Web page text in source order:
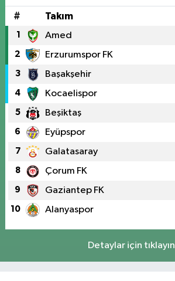
# Takım
1 Amed
2 Erzurumspor FK
3 Başakşehir
4 Kocaelispor
5 Beşiktaş
6 Eyüpspor
7 Galatasaray
8 Çorum FK
9 Gaziantep FK
10 Alanyaspor
Detaylar için tıklayın